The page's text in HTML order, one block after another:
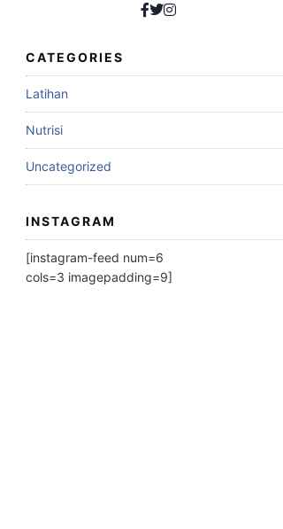
CATEGORIES
Latihan
Nutrisi
Uncategorized
INSTAGRAM
[instagram-feed num=6
cols=3 imagepadding=9]